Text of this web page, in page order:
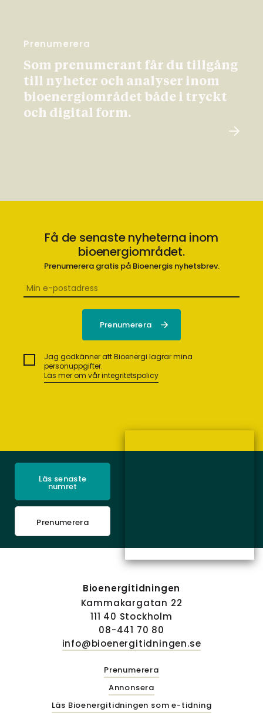
Prenumerera
Som prenumerant får du tillgång
till nyheter och analyser inom
bioenergiområdet både i tryckt
och digital form.
Få de senaste nyheterna inom
bioenergiområdet.
Prenumerera gratis på Bioenergis nyhetsbrev.
Jag godkänner att Bioenergi lagrar mina
personuppgifter.
Läs mer om vår integritetspolicy
Läs senaste
numret
Prenumerera
Bioenergitidningen
Kammakargatan 22
111 40 Stockholm
08-441 70 80
info@bioenergitidningen.se
Prenumerera
Annonsera
Läs Bioenergitidningen som e-tidning